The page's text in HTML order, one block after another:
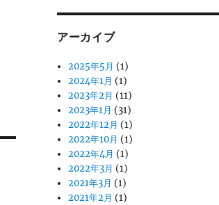
アーカイブ
2025年5月 (1)
2024年1月 (1)
2023年2月 (11)
2023年1月 (31)
2022年12月 (1)
2022年10月 (1)
2022年4月 (1)
2022年3月 (1)
2021年3月 (1)
2021年2月 (1)